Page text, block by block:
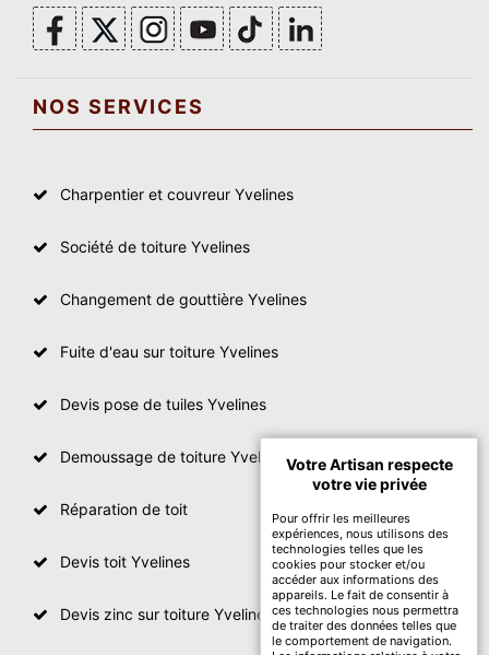
NOS SERVICES
Charpentier et couvreur Yvelines
Société de toiture Yvelines
Changement de gouttière Yvelines
Fuite d'eau sur toiture Yvelines
Devis pose de tuiles Yvelines
Demoussage de toiture Yvelines
Réparation de toit
Devis toit Yvelines
Devis zinc sur toiture Yvelines
Votre Artisan respecte
votre vie privée
Pour offrir les meilleures
expériences, nous utilisons des
technologies telles que les
cookies pour stocker et/ou
accéder aux informations des
appareils. Le fait de consentir à
ces technologies nous permettra
de traiter des données telles que
le comportement de navigation.